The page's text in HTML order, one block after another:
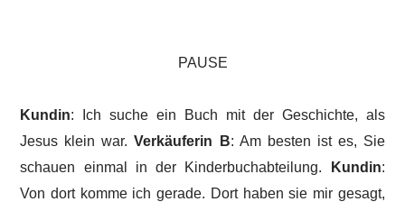
PAUSE
Kundin: Ich suche ein Buch mit der Geschichte, als
Jesus klein war. Verkäuferin B: Am besten ist es, Sie
schauen einmal in der Kinderbuchabteilung.
Kundin:
Von dort komme ich gerade. Dort haben sie mir gesagt,